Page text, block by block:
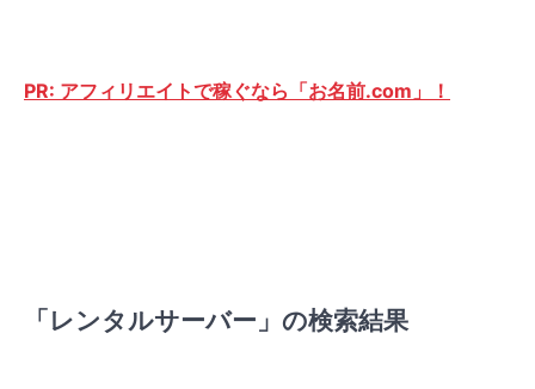
PR: アフィリエイトで稼ぐなら「お名前.com」！
「レンタルサーバー」の検索結果